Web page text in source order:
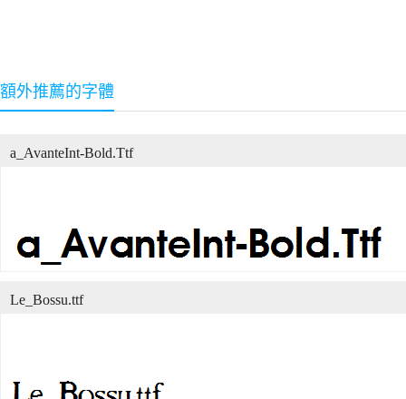
額外推薦的字體
a_AvanteInt-Bold.Ttf
Le_Bossu.ttf